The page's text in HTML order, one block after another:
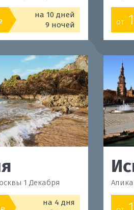
на 10 дней
9 ночей
от
1 Декабря
на 4 дня